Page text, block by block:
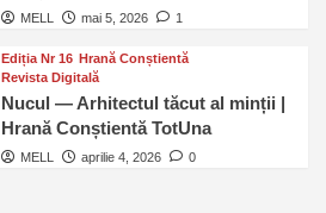
MELL mai 5, 2026 1
Ediția Nr 16 Hrană Conștientă
Revista Digitală
Nucul — Arhitectul tăcut al minții |
Hrană Conștientă TotUna
MELL aprilie 4, 2026 0